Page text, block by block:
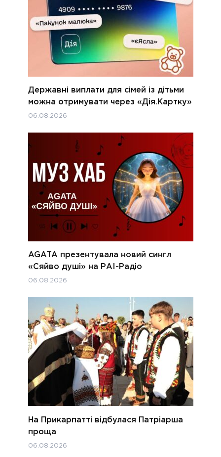
Державні виплати для сімей із дітьми
можна отримувати через «Дія.Картку»
06.08.2026
AGATA презентувала новий сингл
«Сяйво душі» на РАІ-Радіо
06.08.2026
На Прикарпатті відбулася Патріарша
проща
06.08.2026